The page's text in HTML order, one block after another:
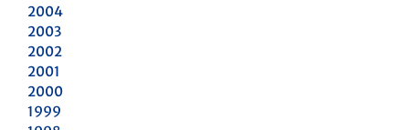
2004
2003
2002
2001
2000
1999